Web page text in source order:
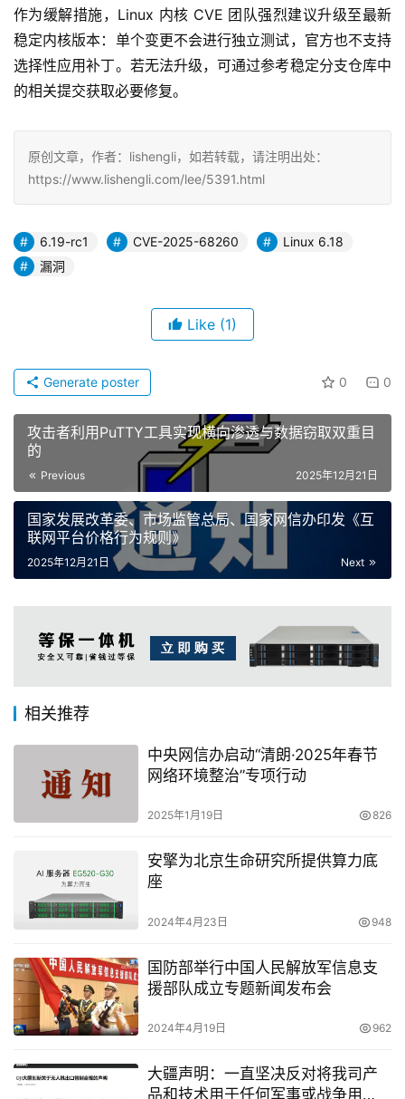
作为缓解措施，Linux 内核 CVE 团队强烈建议升级至最新
稳定内核版本：单个变更不会进行独立测试，官方也不支持
选择性应用补丁。若无法升级，可通过参考稳定分支仓库中
的相关提交获取必要修复。
原创文章，作者：lishengli，如若转载，请注明出处：
https://www.lishengli.com/lee/5391.html
6.19-rc1 CVE-2025-68260
Linux 6.18
漏洞
Like (1)
0 0
Generate poster
攻击者利用PuTTY工具实现横向渗透与数据窃取双重目
的
Previous 2025年12月21日
国家发展改革委、市场监管总局、国家网信办印发《互
联网平台价格行为规则》
Next
2025年12月21日
相关推荐
中央网信办启动“清朗·2025年春节
网络环境整治”专项行动
2025年1月19日 826
安擎为北京生命研究所提供算力底
座
2024年4月23日 948
国防部举行中国人民解放军信息支
援部队成立专题新闻发布会
2024年4月19日 962
大疆声明：一直坚决反对将我司产
品和技术用于任何军事或战争用